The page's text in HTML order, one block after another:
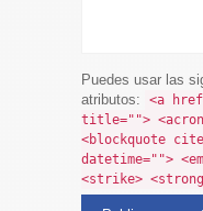
Puedes usar las
atributos:
<a
title="">
<blockquote
datetime="">
<strike>